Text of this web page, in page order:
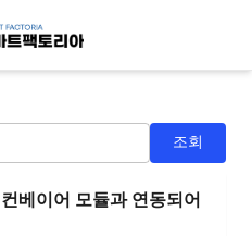
조회
베이어 모듈과 연동되어